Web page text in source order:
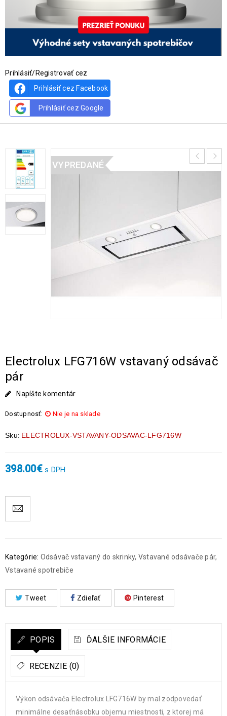
Prihlásiť/Registrovať cez
Prihlásiť cez Facebook
Prihlásiť cez Google
VYPREDANÉ
Electrolux LFG716W vstavaný odsávač
pár
Napíšte komentár
Dostupnosť: Nie je na sklade
Sku: ELECTROLUX-VSTAVANY-ODSAVAC-LFG716W
398.00€ s DPH
Kategórie: Odsávač vstavaný do skrinky, Vstavané odsávače pár,
Vstavané spotrebiče
Tweet Zdieľať Pinterest
POPIS ĎALŠIE INFORMÁCIE
RECENZIE (0)
Výkon odsávača Electrolux LFG716W by mal zodpovedať
minimálne desaťnásobku objemu miestnosti, z ktorej má